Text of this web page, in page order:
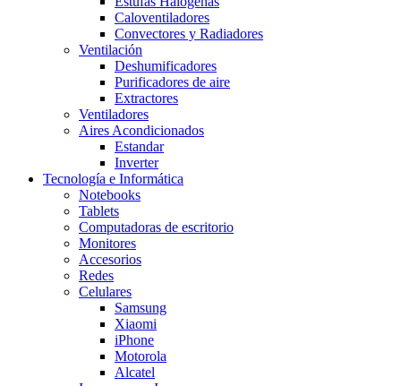
Caloventiladores
Convectores y Radiadores
Ventilación
Deshumificadores
Purificadores de aire
Extractores
Ventiladores
Aires Acondicionados
Estandar
Inverter
Tecnología e Informática
Notebooks
Tablets
Computadoras de escritorio
Monitores
Accesorios
Redes
Celulares
Samsung
Xiaomi
iPhone
Motorola
Alcatel